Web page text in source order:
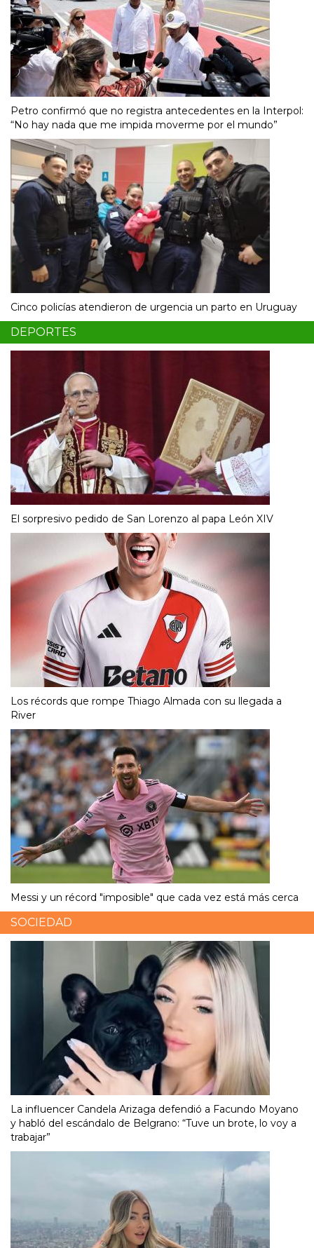
Petro confirmó que no registra antecedentes en la Interpol:
“No hay nada que me impida moverme por el mundo”
Cinco policías atendieron de urgencia un parto en Uruguay
DEPORTES
El sorpresivo pedido de San Lorenzo al papa León XIV
Los récords que rompe Thiago Almada con su llegada a
River
Messi y un récord "imposible" que cada vez está más cerca
SOCIEDAD
La influencer Candela Arizaga defendió a Facundo Moyano
y habló del escándalo de Belgrano: “Tuve un brote, lo voy a
trabajar”